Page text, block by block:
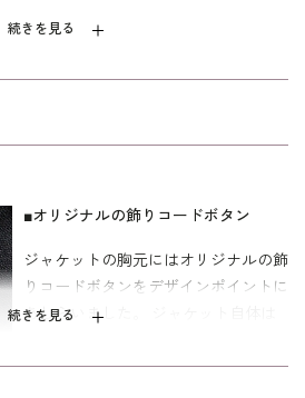
続きを見る
っぷりのワンピースのアンサンブル。
ントにしたモダンベーシックなブラッ
と、ホテルでの送る会や偲ぶ会、卒入
めの一着。ワンピースの着丈は、膝が
40代～）向け、｢少しゆったり｣パター
続きを見る
■オリジナルの飾りコードボタン
ジャケットの胸元にはオリジナルの飾
りコードボタンをデザインポイントに
あしらいました。 ジャケット自体は
います。